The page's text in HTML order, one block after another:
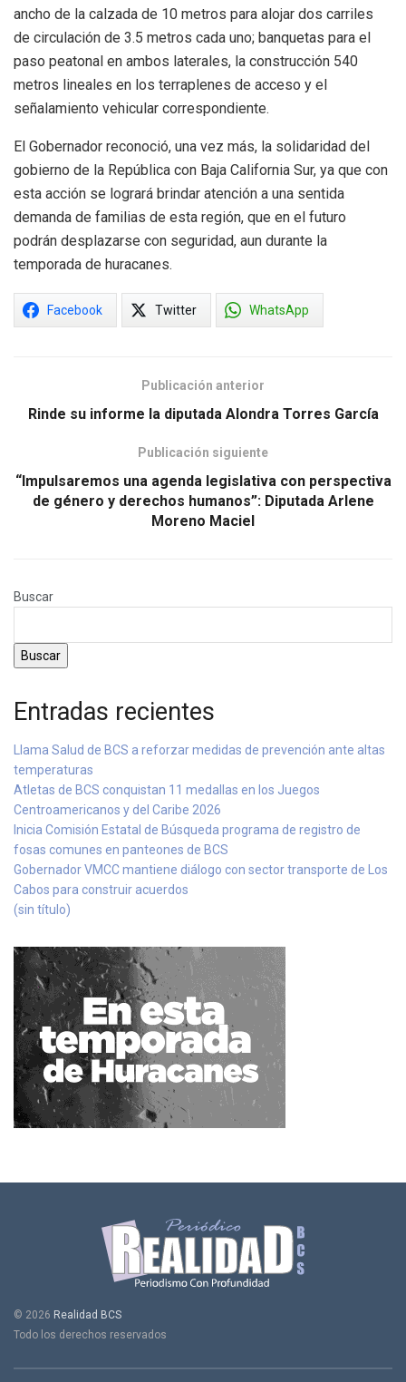
ancho de la calzada de 10 metros para alojar dos carriles
de circulación de 3.5 metros cada uno; banquetas para el
paso peatonal en ambos laterales, la construcción 540
metros lineales en los terraplenes de acceso y el
señalamiento vehicular correspondiente.
El Gobernador reconoció, una vez más, la solidaridad del
gobierno de la República con Baja California Sur, ya que con
esta acción se logrará brindar atención a una sentida
demanda de familias de esta región, que en el futuro
podrán desplazarse con seguridad, aun durante la
temporada de huracanes.
Facebook Twitter WhatsApp
Publicación anterior
Rinde su informe la diputada Alondra Torres García
Publicación siguiente
“Impulsaremos una agenda legislativa con perspectiva
de género y derechos humanos”: Diputada Arlene
Moreno Maciel
Buscar
Buscar
Entradas recientes
Llama Salud de BCS a reforzar medidas de prevención ante altas
temperaturas
Atletas de BCS conquistan 11 medallas en los Juegos
Centroamericanos y del Caribe 2026
Inicia Comisión Estatal de Búsqueda programa de registro de
fosas comunes en panteones de BCS
Gobernador VMCC mantiene diálogo con sector transporte de Los
Cabos para construir acuerdos
(sin título)
© 2026 Realidad BCS
Todo los derechos reservados